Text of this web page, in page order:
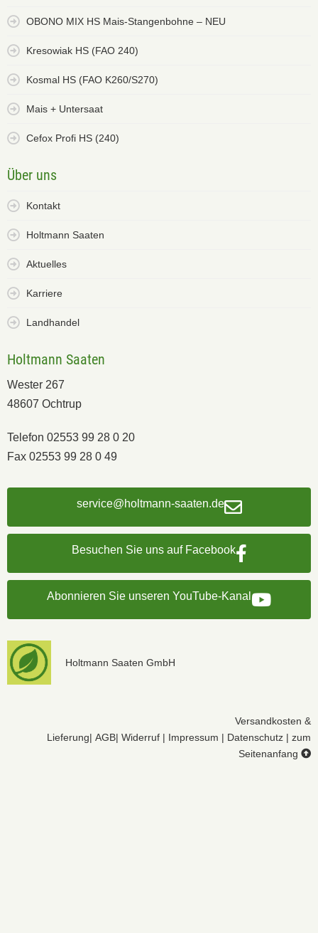
OBONO MIX HS Mais-Stangenbohne – NEU
Kresowiak HS (FAO 240)
Kosmal HS (FAO K260/S270)
Mais + Untersaat
Cefox Profi HS (240)
Über uns
Kontakt
Holtmann Saaten
Aktuelles
Karriere
Landhandel
Holtmann Saaten
Wester 267
48607 Ochtrup
Telefon 02553 99 28 0 20
Fax 02553 99 28 0 49
service@holtmann-saaten.de
Besuchen Sie uns auf Facebook
Abonnieren Sie unseren YouTube-Kanal
Holtmann Saaten GmbH
Versandkosten &
Lieferung| AGB| Widerruf | Impressum | Datenschutz | zum
Seitenanfang